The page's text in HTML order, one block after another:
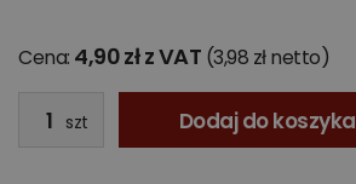
Cena: 4,90 zł z VAT (3,98 zł netto)
szt Dodaj do koszyka